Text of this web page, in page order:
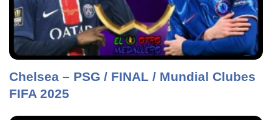
Chelsea – PSG / FINAL / Mundial Clubes
FIFA 2025